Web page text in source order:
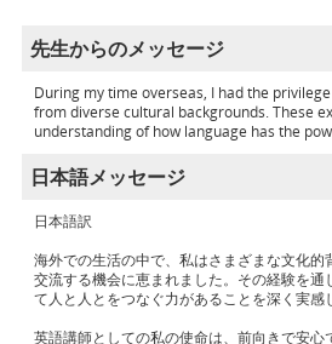
先生からのメッセージ
During my time overseas, I had the
from diverse cultural backgrounds. These
understanding of how language has the
日本語メッセージ
日本語訳
海外での生活の中で、私はさまざまな文化的
交流する機会に恵まれました。その経験を通
て人と人とをつなぐ力があることを深く実感
英語講師としての私の使命は、前向きで安心